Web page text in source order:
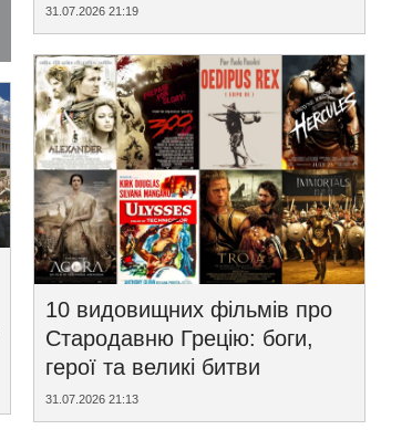
31.07.2026 21:19
10 видовищних фільмів про
Стародавню Грецію: боги,
герої та великі битви
31.07.2026 21:13